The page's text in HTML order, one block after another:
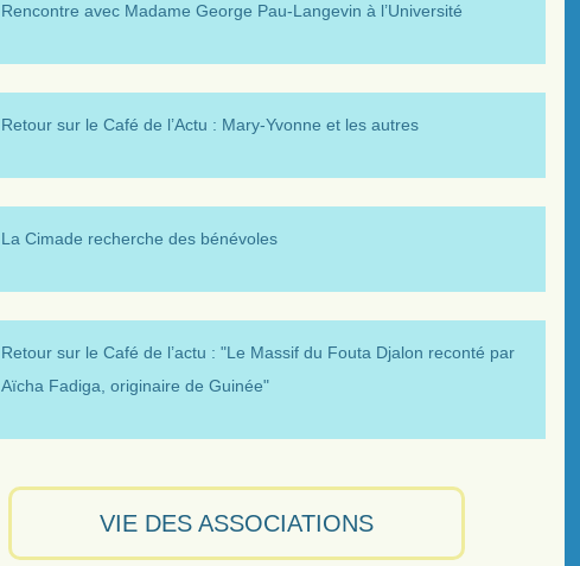
Rencontre avec Madame George Pau-Langevin à l’Université
Retour sur le Café de l’Actu : Mary-Yvonne et les autres
La Cimade recherche des bénévoles
Retour sur le Café de l’actu : "Le Massif du Fouta Djalon reconté par
Aïcha Fadiga, originaire de Guinée"
VIE DES ASSOCIATIONS